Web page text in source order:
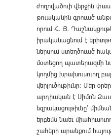
ժողովածուի վերջին
թուականին գրուած
որում Հ. Յ.
իրականացնում է
ներսում ստեղծուած
մօտեցող պատերազմի
կողմից խրախուսուող
վերլուծութիւնը։ Մեր
արդիական է Սիմոն
եզրակացութիւնը՝
երբեմն նաեւ
շահերի արանքում